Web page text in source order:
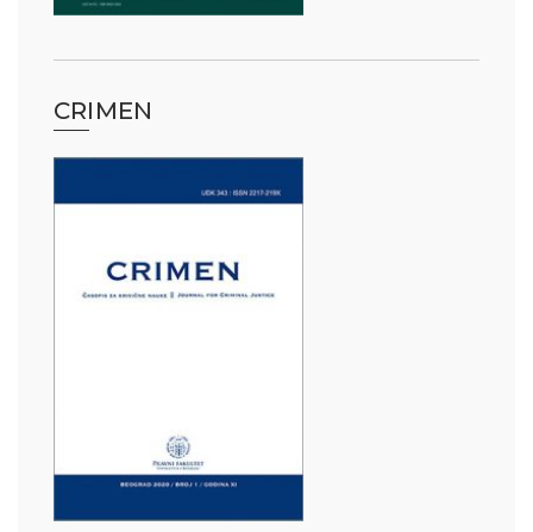
CRIMEN